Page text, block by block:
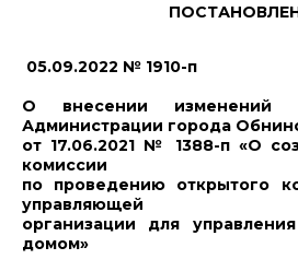
05.09.2022 № 1910-п
О внесении изменений
Администрации города
от 17.06.2021 № 1388-п «О
комиссии
по проведению открытого
управляющей
организации для
домом»